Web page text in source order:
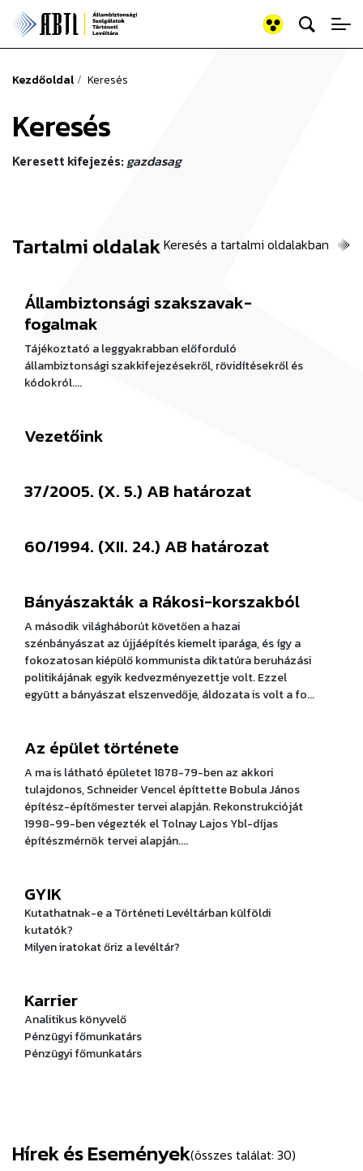
Állambiztonsági
Kezdőoldal Keresés
Keresés
Keresett kifejezés:gazdasag
Tartalmi oldalakKeresés a tartalmi oldalakban
Állambiztonsági szakszavak-
fogalmak
Tájékoztató a leggyakrabban előforduló
állambiztonsági szakkifejezésekről, rövidítésekről és
kódokról....
Vezetőink
37/2005. (X. 5.) AB határozat
60/1994. (XII. 24.) AB határozat
Bányászakták a Rákosi-korszakból
A második világháborút követően a hazai
szénbányászat az újjáépítés kiemelt iparága, és így a
fokozatosan kiépülő kommunista diktatúra beruházási
politikájának egyik kedvezményezettje volt. Ezzel
együtt a bányászat elszenvedője, áldozata is volt a fo...
Az épület története
A ma is látható épületet 1878-79-ben az akkori
tulajdonos, Schneider Vencel építtette Bobula János
építész-építőmester tervei alapján. Rekonstrukcióját
1998-99-ben végezték el Tolnay Lajos Ybl-díjas
építészmérnök tervei alapján....
GYIK
Kutathatnak-e a Történeti Levéltárban külföldi
kutatók?
Milyen iratokat őriz a levéltár?
Karrier
Analitikus könyvelő
Pénzügyi főmunkatárs
Pénzügyi főmunkatárs
Hírek és Események(összes találat: 30)